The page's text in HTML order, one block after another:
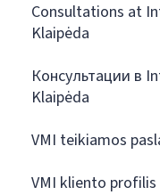
Consultations at
Klaipėda
Консультации в
Klaipėda
VMI teikiamos
VMI kliento profilis